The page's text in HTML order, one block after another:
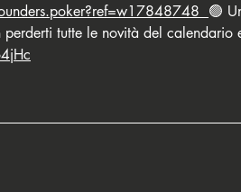
🟢
tutte le novità del calendario